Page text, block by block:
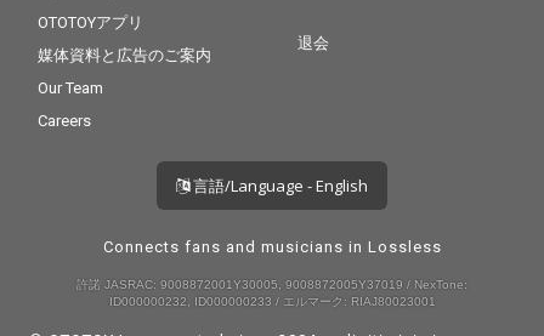
OTOTOYアプリ
媒体資料と広告のご案内
Our Team
Careers
退会
言語/Language - English
Connects fans and musicians in Lossless
許諾 JASRAC: 9008872001Y30005, 9008872005Y37019 / NexTone:
ID000000232, ID000000233 / エルマーク: RIAJ80023001